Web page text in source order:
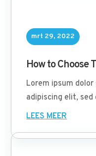
How to Choose
mrt 29, 2022
Lorem ipsum
adipiscing elit, sed
LEES MEER